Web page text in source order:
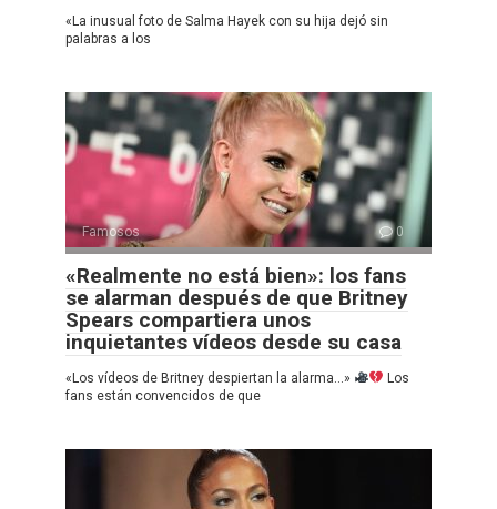
«La inusual foto de Salma Hayek con su hija dejó sin
palabras a los
Famosos 0
«Realmente no está bien»: los fans
se alarman después de que Britney
Spears compartiera unos
inquietantes vídeos desde su casa
«Los vídeos de Britney despiertan la alarma…»
Los
fans están convencidos de que